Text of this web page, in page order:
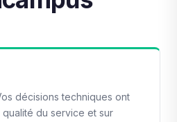
décisions techniques ont
du service et sur